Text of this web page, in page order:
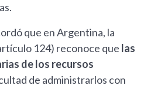
que en Argentina, la
124) reconoce que las
de los recursos
de administrarlos con